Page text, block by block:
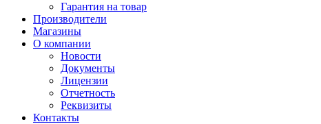
Гарантия на товар
Производители
Магазины
О компании
Новости
Документы
Лицензии
Отчетность
Реквизиты
Контакты